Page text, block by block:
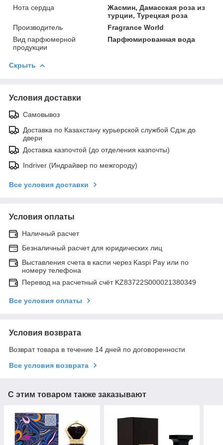
Нота сердца
Жасмин, Дамасская роза из
турции, Турецкая роза
Производитель
Fragrance World
Вид парфюмерной
продукции
Парфюмированная вода
Скрыть
Условия доставки
Самовывоз
Доставка по Казахстану курьерской службой Сдэк до
двери
Доставка казпочтой (до отделения казпочты)
Indriver (Индрайвер по межгороду)
Все условия доставки
Условия оплаты
Наличный расчет
Безналичный расчет для юридических лиц
Выставления счета в каспи через Kaspi Pay или по
номеру телефона
Перевод на расчетный счёт KZ83722S000021380349
Все условия оплаты
Условия возврата
Возврат товара в течение 14 дней по договоренности
Все условия возврата
С этим товаром также заказывают